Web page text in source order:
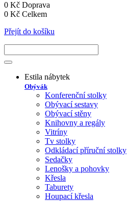
0 Kč Doprava
0 Kč Celkem
Přejít do košíku
Estila nábytek
Obývák
Konferenční stolky
Obývací sestavy
Obývací stěny
Knihovny a regály
Vitríny
Tv stolky
Odkládací příruční stolky
Sedačky
Lenošky a pohovky
Křesla
Taburety
Houpací křesla